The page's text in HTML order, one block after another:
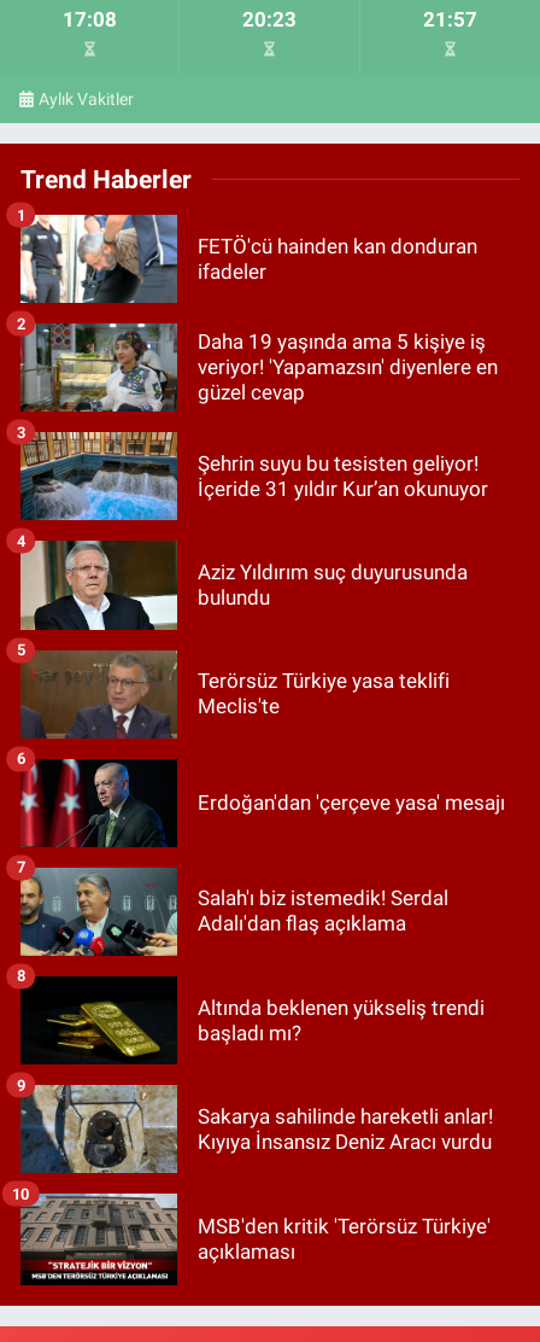
17:08 20:23 21:57
Aylık Vakitler
Trend Haberler
FETÖ'cü hainden kan donduran
ifadeler
1
Daha 19 yaşında ama 5 kişiye iş
veriyor! 'Yapamazsın' diyenlere en
güzel cevap
2
Şehrin suyu bu tesisten geliyor!
İçeride 31 yıldır Kur’an okunuyor
3
Aziz Yıldırım suç duyurusunda
bulundu
4
Terörsüz Türkiye yasa teklifi
Meclis'te
5
Erdoğan'dan 'çerçeve yasa' mesajı
6
Salah'ı biz istemedik! Serdal
Adalı'dan flaş açıklama
7
Altında beklenen yükseliş trendi
başladı mı?
8
Sakarya sahilinde hareketli anlar!
Kıyıya İnsansız Deniz Aracı vurdu
9
MSB'den kritik 'Terörsüz Türkiye'
açıklaması
10